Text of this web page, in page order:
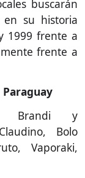
buscarán
su historia
1999 frente a
frente a
Brandi y
Bolo
Vaporaki,